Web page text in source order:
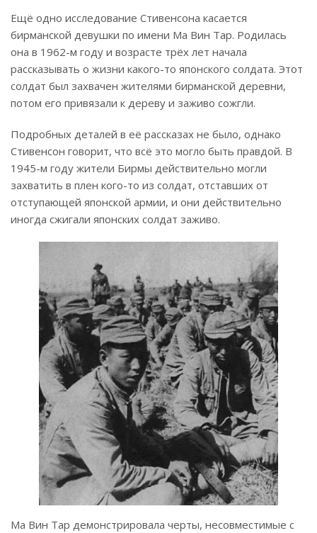
Ещё одно исследование Стивенсона касается
бирманской девушки по имени Ма Вин Тар. Родилась
она в 1962-м году и возрасте трёх лет начала
рассказывать о жизни какого-то японского солдата. Этот
солдат был захвачен жителями бирманской деревни,
потом его привязали к дереву и заживо сожгли.
Подробных деталей в её рассказах не было, однако
Стивенсон говорит, что всё это могло быть правдой. В
1945-м году жители Бирмы действительно могли
захватить в плен кого-то из солдат, отставших от
отступающей японской армии, и они действительно
иногда сжигали японских солдат заживо.
Ма Вин Тар демонстрировала черты, несовместимые с